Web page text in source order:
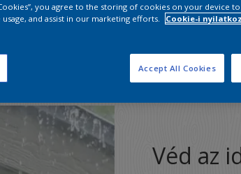
Véd az
you agree to the storing of cookies on your device
and assist in our marketing efforts.
Cookie-i
Accept All Cookies